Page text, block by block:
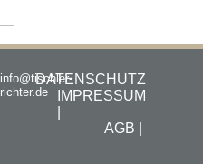
info@tischler-
richter.de
DATENSCHUTZ
IMPRESSUM
AGB |